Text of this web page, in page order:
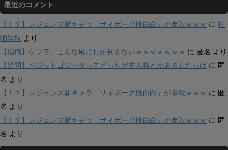
最近のコメント
【！？】レジェンズ新キャラ「サイボーグ桃白白」が参戦ｗｗｗ に 啪
啪导航 より
【指摘】ケフラ、こんな風にしか見えないｗｗｗｗｗｗｗ に 匿名 より
【疑問】ベジットゴジータってどっちが主人格とかあるんだっけ に 匿
名 より
【！？】レジェンズ新キャラ「サイボーグ桃白白」が参戦ｗｗｗ に 匿
名 より
【！？】レジェンズ新キャラ「サイボーグ桃白白」が参戦ｗｗｗ に 匿
名 より